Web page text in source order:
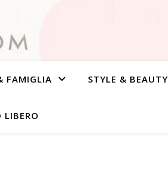
FAMIGLIA STYLE & BEAUTY
LIBERO